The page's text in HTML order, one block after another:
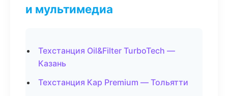
и мультимедиа
Техстанция Oil&Filter TurboTech —
Казань
Техстанция Кар Premium — Тольятти